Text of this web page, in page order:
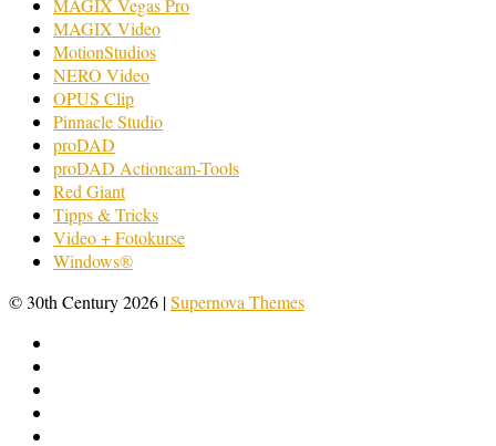
MAGIX Vegas Pro
MAGIX Video
MotionStudios
NERO Video
OPUS Clip
Pinnacle Studio
proDAD
proDAD Actioncam-Tools
Red Giant
Tipps & Tricks
Video + Fotokurse
Windows®
© 30th Century 2026 |Supernova Themes